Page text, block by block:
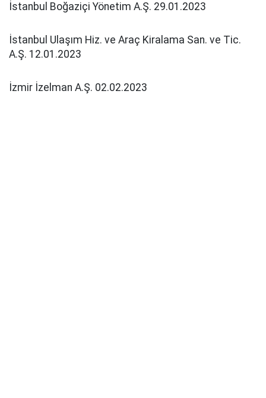
İstanbul Boğaziçi Yönetim A.Ş. 29.01.2023
İstanbul Ulaşım Hiz. ve Araç Kiralama San. ve Tic.
A.Ş. 12.01.2023
İzmir İzelman A.Ş. 02.02.2023